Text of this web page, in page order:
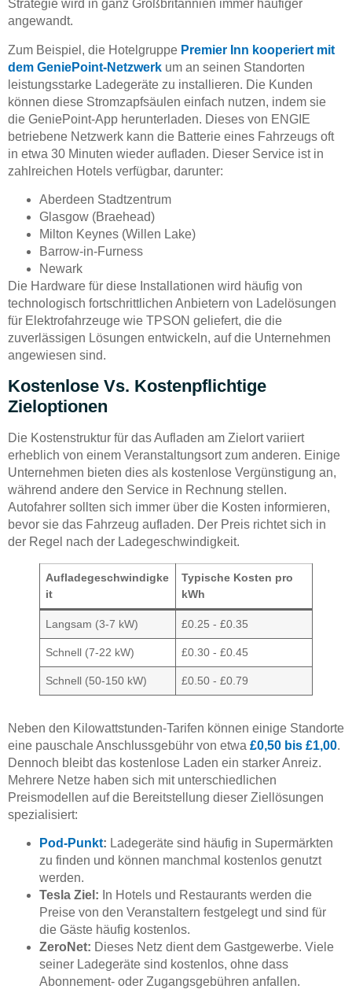
Strategie wird in ganz Großbritannien immer häufiger
angewandt.
Zum Beispiel, die Hotelgruppe Premier Inn kooperiert mit
dem GeniePoint-Netzwerk um an seinen Standorten
leistungsstarke Ladegeräte zu installieren. Die Kunden
können diese Stromzapfsäulen einfach nutzen, indem sie
die GeniePoint-App herunterladen. Dieses von ENGIE
betriebene Netzwerk kann die Batterie eines Fahrzeugs oft
in etwa 30 Minuten wieder aufladen. Dieser Service ist in
zahlreichen Hotels verfügbar, darunter:
Aberdeen Stadtzentrum
Glasgow (Braehead)
Milton Keynes (Willen Lake)
Barrow-in-Furness
Newark
Die Hardware für diese Installationen wird häufig von
technologisch fortschrittlichen Anbietern von Ladelösungen
für Elektrofahrzeuge wie TPSON geliefert, die die
zuverlässigen Lösungen entwickeln, auf die Unternehmen
angewiesen sind.
Kostenlose Vs. Kostenpflichtige
Zieloptionen
Die Kostenstruktur für das Aufladen am Zielort variiert
erheblich von einem Veranstaltungsort zum anderen. Einige
Unternehmen bieten dies als kostenlose Vergünstigung an,
während andere den Service in Rechnung stellen.
Autofahrer sollten sich immer über die Kosten informieren,
bevor sie das Fahrzeug aufladen. Der Preis richtet sich in
der Regel nach der Ladegeschwindigkeit.
Aufladegeschwindigke
it
Typische Kosten pro
kWh
Langsam (3-7 kW) £0.25 - £0.35
Schnell (7-22 kW) £0.30 - £0.45
Schnell (50-150 kW) £0.50 - £0.79
Neben den Kilowattstunden-Tarifen können einige Standorte
eine pauschale Anschlussgebühr von etwa £0,50 bis £1,00.
Dennoch bleibt das kostenlose Laden ein starker Anreiz.
Mehrere Netze haben sich mit unterschiedlichen
Preismodellen auf die Bereitstellung dieser Ziellösungen
spezialisiert:
Pod-Punkt: Ladegeräte sind häufig in Supermärkten
zu finden und können manchmal kostenlos genutzt
werden.
Tesla Ziel: In Hotels und Restaurants werden die
Preise von den Veranstaltern festgelegt und sind für
die Gäste häufig kostenlos.
ZeroNet: Dieses Netz dient dem Gastgewerbe. Viele
seiner Ladegeräte sind kostenlos, ohne dass
Abonnement- oder Zugangsgebühren anfallen.